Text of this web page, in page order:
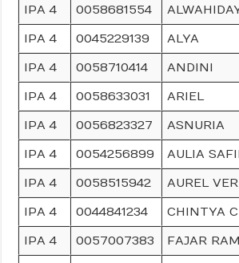
IPA 4
0058681554
IPA 4
0045229139
ALYA
IPA 4
0058710414
ANDINI
IPA 4
0058633031
ARIEL
IPA 4
0056823327
ASNURIA
IPA 4
0054256899
AULIA
IPA 4
0058515942
AUREL
IPA 4
0044841234
CHINTYA
IPA 4
0057007383
FAJAR